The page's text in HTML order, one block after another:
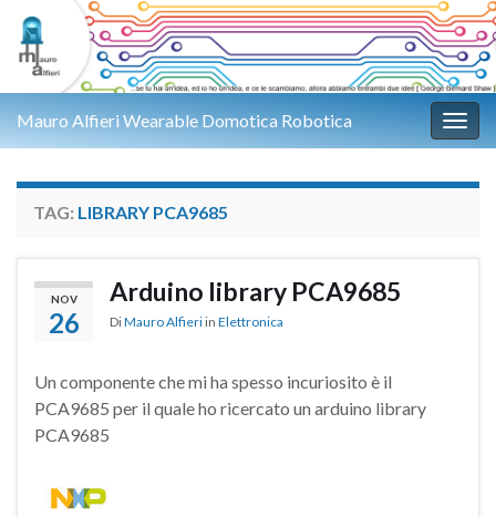
Mauro Alfieri Wearable Domotica Robotica
TAG: LIBRARY PCA9685
NOV
26
Arduino library PCA9685
DiMauro Alfieri in Elettronica
Un componente che mi ha spesso incuriosito è il
PCA9685 per il quale ho ricercato un arduino library
PCA9685